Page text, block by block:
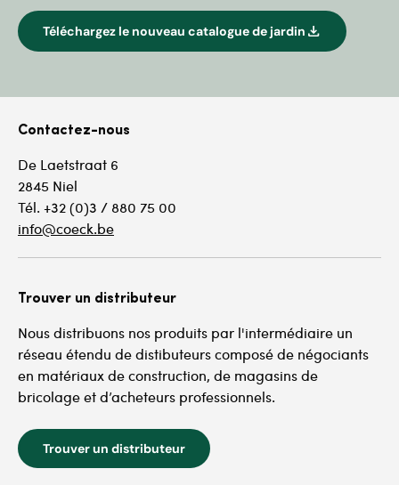
Téléchargez le nouveau catalogue de jardin download
Contactez-nous
De Laetstraat 6
2845 Niel
Tél. +32 (0)3 / 880 75 00
info@coeck.be
Trouver un distributeur
Nous distribuons nos produits par l'intermédiaire un
réseau étendu de distibuteurs composé de négociants
en matériaux de construction, de magasins de
bricolage et d’acheteurs professionnels.
Trouver un distributeur